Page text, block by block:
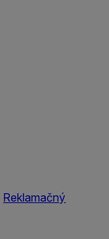
Reklamačný